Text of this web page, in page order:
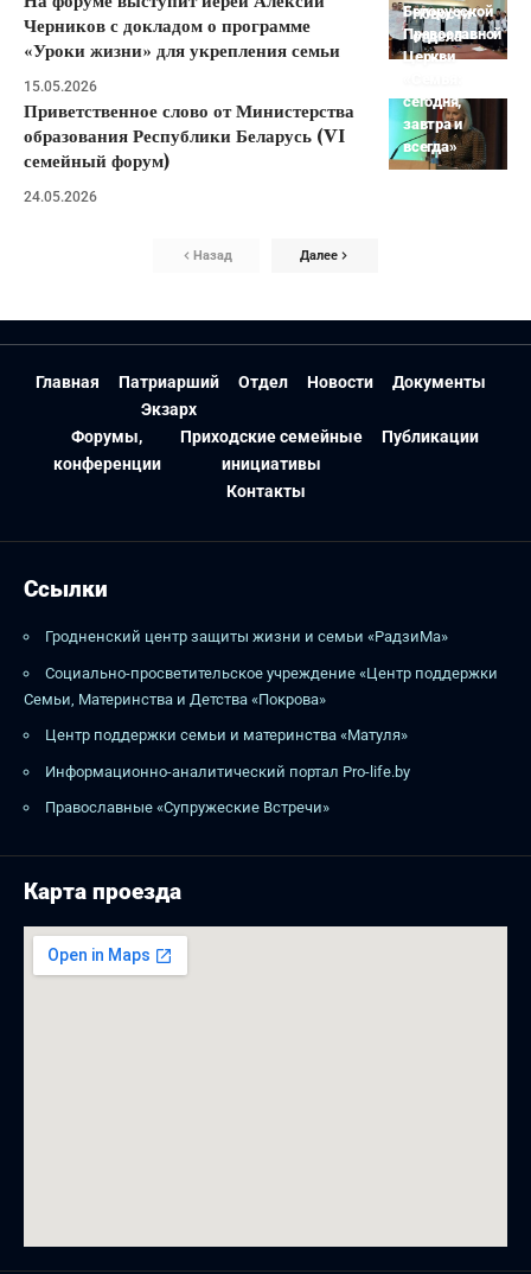
Новости
отдела
Черников с докладом о программе
«Уроки жизни» для укрепления семьи
15.05.2026
Белорусской
Православной
Церкви
сегодня,
завтра и
всегда»
Приветственное слово от Министерства
образования Республики Беларусь (VI
семейный форум)
24.05.2026
Назад Далее
Главная
Патриарший
Экзарх
Отдел Новости Документы
Форумы,
конференции
Приходские семейные
инициативы
Публикации
Контакты
Карта проезда
Ссылки
Гродненский центр защиты жизни и семьи «РадзиМа»
Социально-просветительское учреждение «Центр поддержки
Семьи, Материнства и Детства «Покрова»
Центр поддержки семьи и материнства «Матуля»
Информационно-аналитический портал Pro-life.by
Православные «Супружеские Встречи»